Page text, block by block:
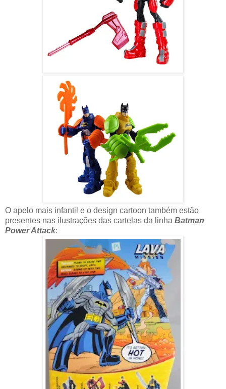
O apelo mais infantil e o design cartoon também estão
presentes nas ilustrações das cartelas da linha Batman
Power Attack: